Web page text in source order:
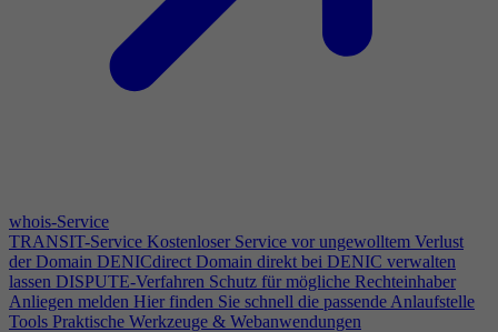
whois-Service
TRANSIT-Service Kostenloser Service vor ungewolltem Verlust
der Domain DENICdirect Domain direkt bei DENIC verwalten
lassen DISPUTE-Verfahren Schutz für mögliche Rechteinhaber
Anliegen melden Hier finden Sie schnell die passende Anlaufstelle
Tools Praktische Werkzeuge & Webanwendungen